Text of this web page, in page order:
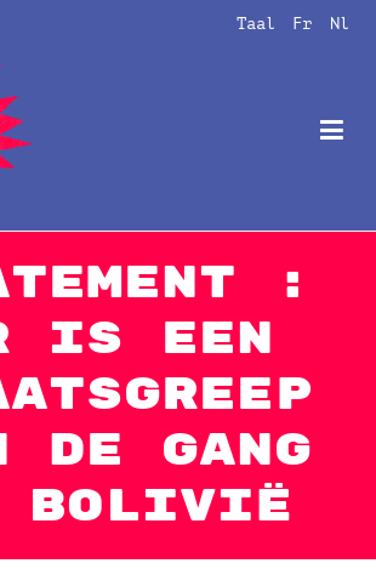
Taal Fr Nl
:
is een
de gang
Bolivië